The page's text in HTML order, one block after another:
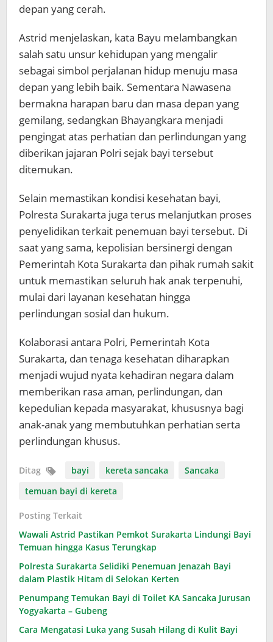
depan yang cerah.
Astrid menjelaskan, kata Bayu melambangkan
salah satu unsur kehidupan yang mengalir
sebagai simbol perjalanan hidup menuju masa
depan yang lebih baik. Sementara Nawasena
bermakna harapan baru dan masa depan yang
gemilang, sedangkan Bhayangkara menjadi
pengingat atas perhatian dan perlindungan yang
diberikan jajaran Polri sejak bayi tersebut
ditemukan.
Selain memastikan kondisi kesehatan bayi,
Polresta Surakarta juga terus melanjutkan proses
penyelidikan terkait penemuan bayi tersebut. Di
saat yang sama, kepolisian bersinergi dengan
Pemerintah Kota Surakarta dan pihak rumah sakit
untuk memastikan seluruh hak anak terpenuhi,
mulai dari layanan kesehatan hingga
perlindungan sosial dan hukum.
Kolaborasi antara Polri, Pemerintah Kota
Surakarta, dan tenaga kesehatan diharapkan
menjadi wujud nyata kehadiran negara dalam
memberikan rasa aman, perlindungan, dan
kepedulian kepada masyarakat, khususnya bagi
anak-anak yang membutuhkan perhatian serta
perlindungan khusus.
Ditag bayi kereta sancaka
Sancaka
temuan bayi di kereta
Posting Terkait
Wawali Astrid Pastikan Pemkot Surakarta Lindungi Bayi
Temuan hingga Kasus Terungkap
Polresta Surakarta Selidiki Penemuan Jenazah Bayi
dalam Plastik Hitam di Selokan Kerten
Penumpang Temukan Bayi di Toilet KA Sancaka Jurusan
Yogyakarta – Gubeng
Cara Mengatasi Luka yang Susah Hilang di Kulit Bayi